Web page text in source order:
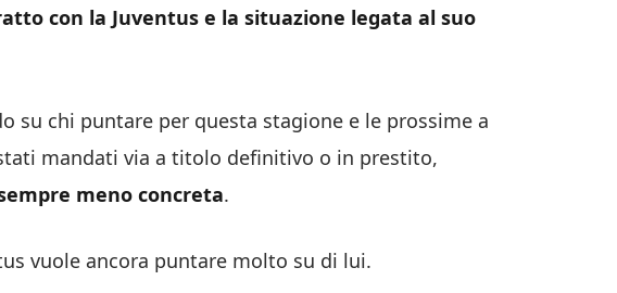
con la Juventus e la situazione legata al suo
su chi puntare per questa stagione e le prossime a
mandati via a titolo definitivo o in prestito,
meno concreta.
vuole ancora puntare molto su di lui.